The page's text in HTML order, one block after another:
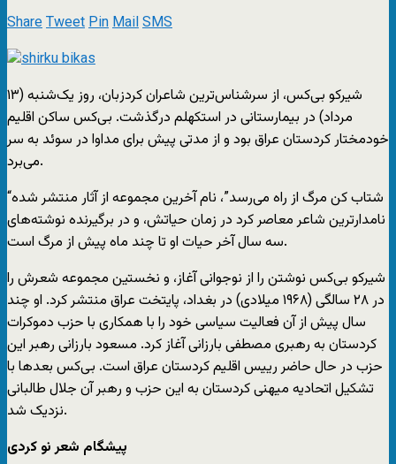
ShareTweetPinMailSMS
شیرکو بی‌کس، از سرشناس‌ترین شاعران کرد‌زبان، روز یک‌شنبه (۱۳
مرداد) در بیمارستانی در استکهلم درگذشت. بی‌کس ساکن اقلیم
خودمختار کردستان عراق بود و از مدتی پیش برای مداوا در سوئد به سر
می‌برد.
“شتاب کن مرگ از راه می‌رسد”، نام آخرین مجموعه از آثار منتشر شده‌
نامدارترین شاعر معاصر کرد در زمان حیاتش، و در برگیرنده‌ نوشته‌های
سه سال آخر حیات او تا چند ماه پیش از مرگ است.
شیرکو بی‌کس نوشتن را از نوجوانی آغاز، و نخستین مجموعه شعرش را
در ۲۸ سالگی (۱۹۶۸ میلادی) در بغداد، پایتخت عراق منتشر کرد. او چند
سال پیش از آن فعالیت سیاسی خود را با همکاری با حزب دموکرات
کردستان به رهبری مصطفی بارزانی آغاز کرد. مسعود بارزانی رهبر این
حزب در حال حاضر رییس اقلیم کردستان عراق است. بی‌کس بعدها با
تشکیل اتحادیه میهنی کردستان به این حزب و رهبر آن جلال طالبانی
نزدیک شد.
پیشگام شعر نو کردی